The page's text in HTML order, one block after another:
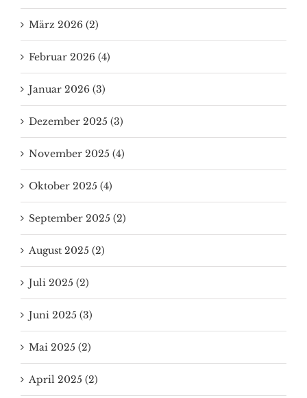
März 2026 (2)
Februar 2026 (4)
Januar 2026 (3)
Dezember 2025 (3)
November 2025 (4)
Oktober 2025 (4)
September 2025 (2)
August 2025 (2)
Juli 2025 (2)
Juni 2025 (3)
Mai 2025 (2)
April 2025 (2)